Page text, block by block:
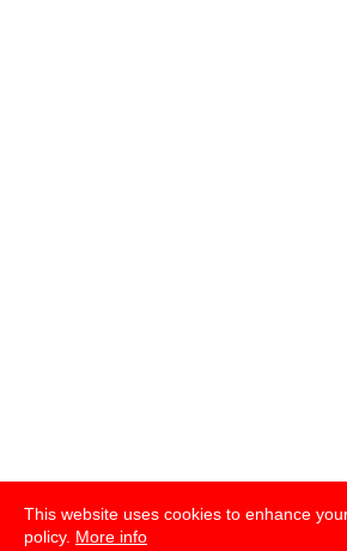
This website uses cookies to enhance
policy. More info